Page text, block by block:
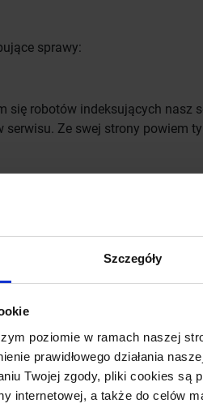
Szczegóły
poziomie w ramach naszej
prawidłowego działania
Twojej zgody, pliki cookies są
internetowej, a także do celów
sprawy:
robotów indeksujących nasz
Ze swej strony powiem
poszczególnych podstron
podstron, których indeksacja jest
zwracanych wyszukiwarkom
do kilku podstron serwisu.
wyszukiwarki tego nie lubią i
na dalsze pozycje.